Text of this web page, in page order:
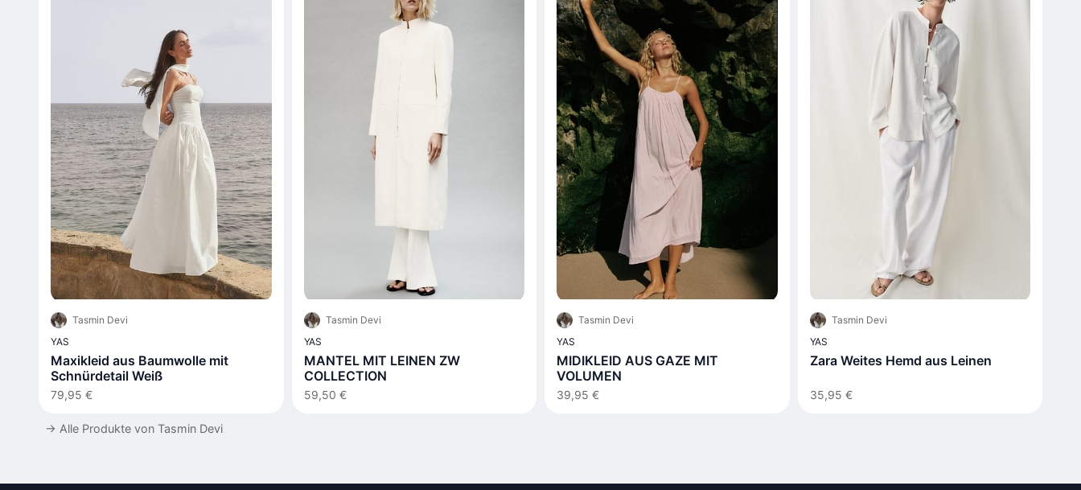
Tasmin Devi
YAS
Maxikleid aus Baumwolle mit
Schnürdetail Weiß
79,95 €
Tasmin Devi
YAS
MANTEL MIT LEINEN ZW
COLLECTION
59,50 €
Tasmin Devi
YAS
MIDIKLEID AUS GAZE MIT
VOLUMEN
39,95 €
Tasmin Devi
YAS
Zara Weites Hemd aus Leinen
35,95 €
→ Alle Produkte von Tasmin Devi